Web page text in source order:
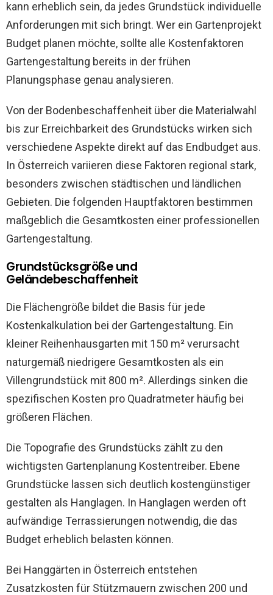
kann erheblich sein, da jedes Grundstück individuelle
Anforderungen mit sich bringt. Wer ein Gartenprojekt
Budget planen möchte, sollte alle Kostenfaktoren
Gartengestaltung bereits in der frühen
Planungsphase genau analysieren.
Von der Bodenbeschaffenheit über die Materialwahl
bis zur Erreichbarkeit des Grundstücks wirken sich
verschiedene Aspekte direkt auf das Endbudget aus.
In Österreich variieren diese Faktoren regional stark,
besonders zwischen städtischen und ländlichen
Gebieten. Die folgenden Hauptfaktoren bestimmen
maßgeblich die Gesamtkosten einer professionellen
Gartengestaltung.
Grundstücksgröße und
Geländebeschaffenheit
Die Flächengröße bildet die Basis für jede
Kostenkalkulation bei der Gartengestaltung. Ein
kleiner Reihenhausgarten mit 150 m² verursacht
naturgemäß niedrigere Gesamtkosten als ein
Villengrundstück mit 800 m². Allerdings sinken die
spezifischen Kosten pro Quadratmeter häufig bei
größeren Flächen.
Die Topografie des Grundstücks zählt zu den
wichtigsten Gartenplanung Kostentreiber. Ebene
Grundstücke lassen sich deutlich kostengünstiger
gestalten als Hanglagen. In Hanglagen werden oft
aufwändige Terrassierungen notwendig, die das
Budget erheblich belasten können.
Bei Hanggärten in Österreich entstehen
Zusatzkosten für Stützmauern zwischen 200 und